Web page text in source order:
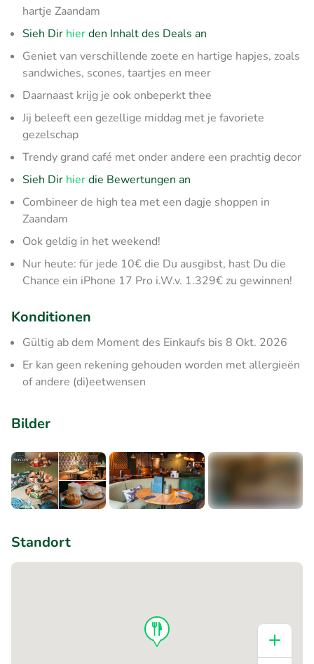
hartje Zaandam
Sieh Dir hierden Inhalt des Deals an
Geniet van verschillende zoete en hartige hapjes, zoals
sandwiches, scones, taartjes en meer
Daarnaast krijg je ook onbeperkt thee
Jij beleeft een gezellige middag met je favoriete
gezelschap
Trendy grand café met onder andere een prachtig decor
Sieh Dir hierdie Bewertungen an
Combineer de high tea met een dagje shoppen in
Zaandam
Ook geldig in het weekend!
Nur heute: für jede 10€ die Du ausgibst, hast Du die
Chance ein iPhone 17 Pro i.W.v. 1.329€ zu gewinnen!
Konditionen
Gültig ab dem Moment des Einkaufs bis 8 Okt. 2026
Er kan geen rekening gehouden worden met allergieën
of andere (di)eetwensen
Bilder
Standort